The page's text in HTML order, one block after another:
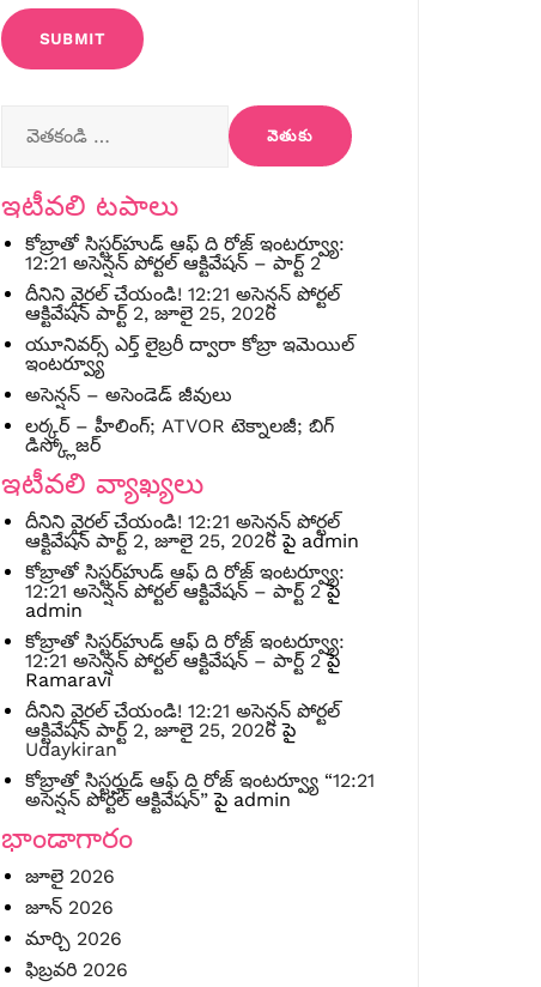
ఇటీవలి టపాలు
కోబ్రాతో సిస్టర్‌హుడ్ ఆఫ్ ది రోజ్ ఇంటర్వ్యూ:
12:21 అసెన్షన్ పోర్టల్ ఆక్టివేషన్ – పార్ట్ 2
దీనిని వైరల్ చేయండి! 12:21 అసెన్షన్ పోర్టల్
ఆక్టివేషన్ పార్ట్ 2, జూలై 25, 2026
యూనివర్స్ ఎర్త్ లైబ్రరీ ద్వారా కోబ్రా ఇమెయిల్
ఇంటర్వ్యూ
అసెన్షన్ – అసెండెడ్ జీవులు
లర్కర్ – హీలింగ్; ATVOR టెక్నాలజీ; బిగ్
డిస్క్లోజర్
ఇటీవలి వ్యాఖ్యలు
దీనిని వైరల్ చేయండి! 12:21 అసెన్షన్ పోర్టల్
ఆక్టివేషన్ పార్ట్ 2, జూలై 25, 2026 పై admin
కోబ్రాతో సిస్టర్‌హుడ్ ఆఫ్ ది రోజ్ ఇంటర్వ్యూ:
12:21 అసెన్షన్ పోర్టల్ ఆక్టివేషన్ – పార్ట్ 2పై
admin
కోబ్రాతో సిస్టర్‌హుడ్ ఆఫ్ ది రోజ్ ఇంటర్వ్యూ:
12:21 అసెన్షన్ పోర్టల్ ఆక్టివేషన్ – పార్ట్ 2పై
Ramaravi
దీనిని వైరల్ చేయండి! 12:21 అసెన్షన్ పోర్టల్
ఆక్టివేషన్ పార్ట్ 2, జూలై 25, 2026 పై
Udaykiran
కోబ్రాతో సిస్టర్హుడ్ ఆఫ్ ది రోజ్ ఇంటర్వ్యూ “12:21
అసెన్షన్ పోర్టల్ ఆక్టివేషన్” పై admin
భాండాగారం
జూలై 2026
జూన్ 2026
మార్చి 2026
ఫిబ్రవరి 2026